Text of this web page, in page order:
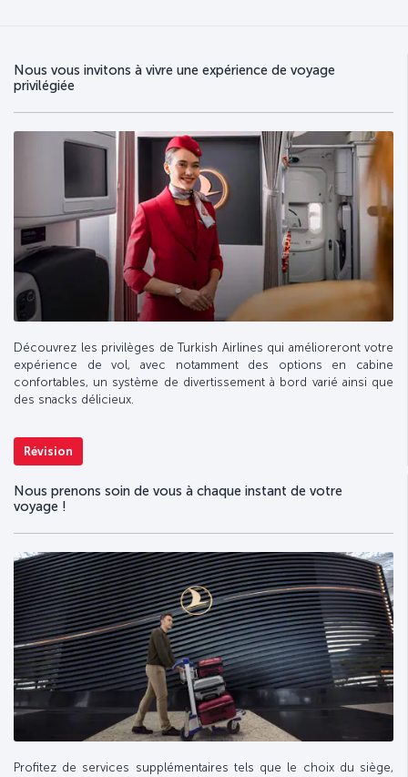
Nous vous invitons à vivre une expérience de voyage
privilégiée
Découvrez les privilèges de Turkish Airlines qui amélioreront votre
expérience de vol, avec notamment des options en cabine
confortables, un système de divertissement à bord varié ainsi que
des snacks délicieux.
Révision
Nous prenons soin de vous à chaque instant de votre
voyage !
Profitez de services supplémentaires tels que le choix du siège,